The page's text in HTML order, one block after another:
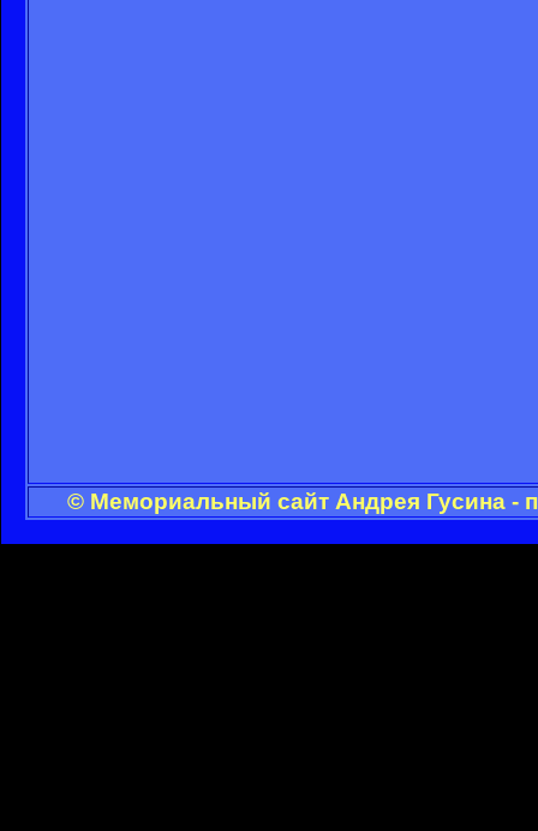
© Мемориальный сайт Андрея Гусина -